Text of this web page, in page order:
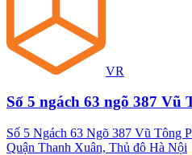
VR
Số 5 ngách 63 ngõ 387 Vũ
Số 5 Ngách 63 Ngõ 387 Vũ Tông
Quận Thanh Xuân, Thủ đô Hà Nội